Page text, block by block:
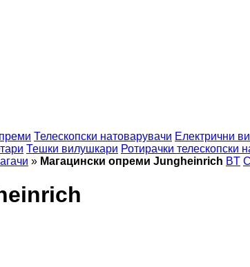
Телескопски натоварувачи Електрични
Тешки вилушкари Ротирачки телескопски
» Магацински опреми Jungheinrich BT